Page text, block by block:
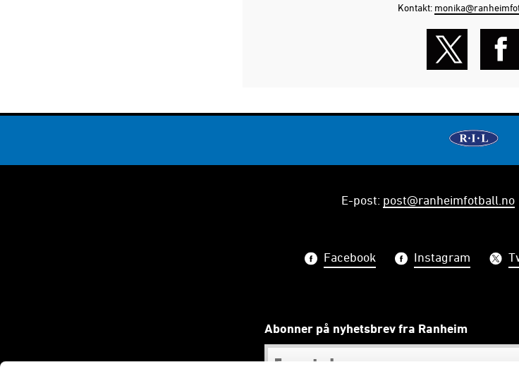
Kontakt:
E-post: post@ranheimfotball.no
Facebook Instagram
Abonner på nyhetsbrev fra Ranheim